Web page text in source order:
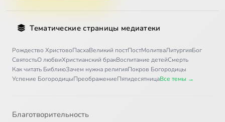
Тематические страницы медиатеки
Рождество ХристовоПасхаВеликий постПостМолитваЛитургияБог
СвятостьО любвиХристианский бракВоспитание детейСмерть
Как читать БиблиюЗачем нужна религияПокров Богородицы
Успение БогородицыПреображениеПятидесятницаВсе темы →
Благотворительность